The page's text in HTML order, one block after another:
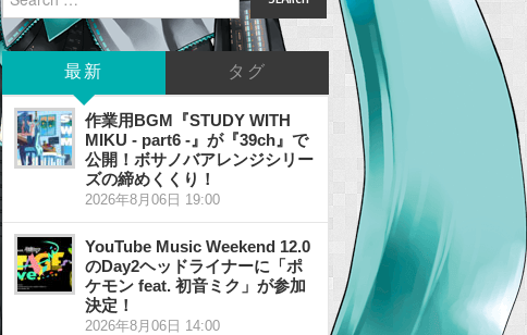
for:
最新 タグ
作業用BGM『STUDY WITH
MIKU - part6 -』が『39ch』で
公開！ボサノバアレンジシリー
ズの締めくくり！
2026年8月06日 19:00
YouTube Music Weekend 12.0
のDay2ヘッドライナーに「ポ
ケモン feat. 初音ミク」が参加
決定！
2026年8月06日 14:00